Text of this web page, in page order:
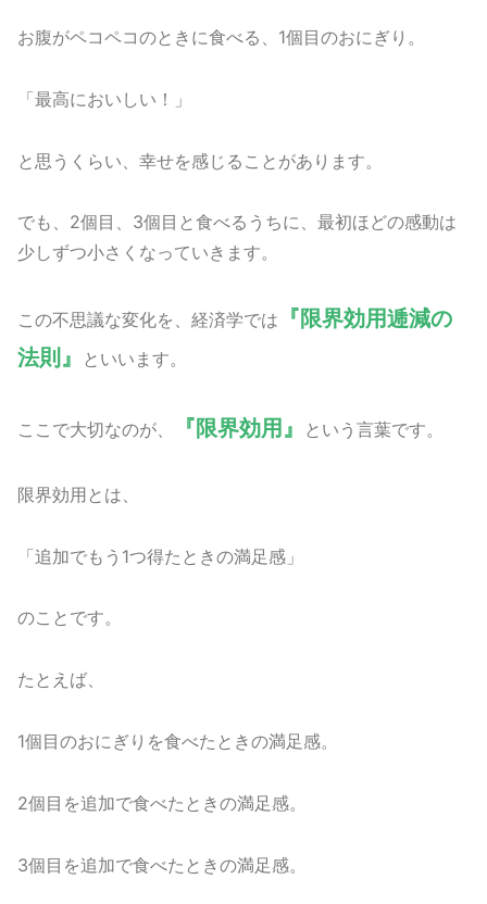
お腹がペコペコのときに食べる、1個目のおにぎり。
「最高においしい！」
と思うくらい、幸せを感じることがあります。
でも、2個目、3個目と食べるうちに、最初ほどの感動は
少しずつ小さくなっていきます。
この不思議な変化を、経済学では
『限界効用逓減の
法則』
といいます。
ここで大切なのが、 『限界効用』 という言葉です。
限界効用とは、
「追加でもう1つ得たときの満足感」
のことです。
たとえば、
1個目のおにぎりを食べたときの満足感。
2個目を追加で食べたときの満足感。
3個目を追加で食べたときの満足感。